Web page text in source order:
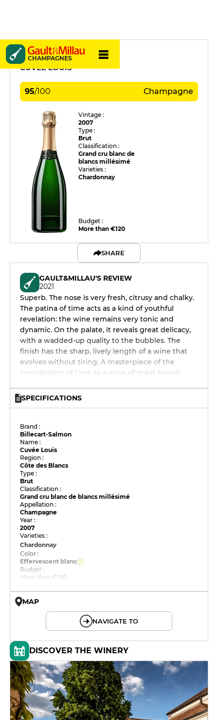
CHAMPAGNES
Billecart-Salmon
CUVÉE LOUIS
95/100 Champagne
Vintage :
2007
Type :
Brut
Classification :
Grand cru blanc de
blancs millésimé
Varieties :
Chardonnay
Budget :
More than €120
SHARE
GAULT&MILLAU'S REVIEW
2021
Superb. The nose is very fresh, citrusy and chalky.
The patina of time acts as a kind of youthful
revelation: the wine remains very tonic and
dynamic. On the palate, it reveals great delicacy,
with a wadded-up quality to the bubbles. The
finish has the sharp, lively length of a wine that
evolves without tiring. A masterpiece of the
contribution of time to a wine of great breed.
SPECIFICATIONS
Brand :
Billecart-Salmon
Name :
Cuvée Louis
Region :
Côte des Blancs
Type :
Brut
Classification :
Grand cru blanc de blancs millésimé
Appellation :
Champagne
Year :
2007
Varieties :
Chardonnay
Color :
Effervescent blanc
Budget :
More than €120
MAP
NAVIGATE TO
DISCOVER THE WINERY